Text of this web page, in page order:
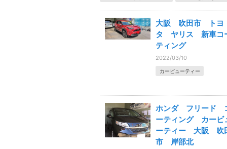
大阪 吹田市 トヨ
タ ヤリス 新車コ
ティング
2022/03/10
カービューティー
ホンダ フリード
ーティング カービ
ーティー 大阪 吹
市 岸部北